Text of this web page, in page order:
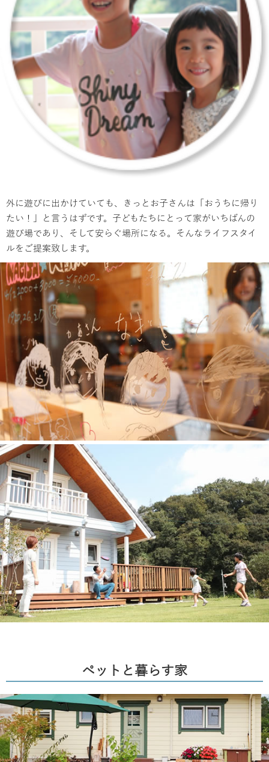
外に遊びに出かけていても、きっとお子さんは「おうちに帰り
たい！」と言うはずです。子どもたちにとって家がいちばんの
遊び場であり、そして安らぐ場所になる。そんなライフスタイ
ルをご提案致します。
ペットと暮らす家